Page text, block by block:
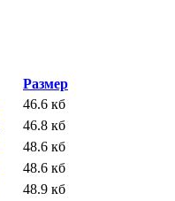
Размер
46.6 кб
46.8 кб
48.6 кб
48.6 кб
48.9 кб